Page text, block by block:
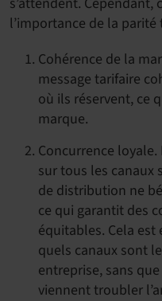
l’importance de la parité
Cohérence de la
message tarifaire
où ils réservent, ce
marque.
Concurrence
sur tous les canaux
de distribution ne
ce qui garantit des
équitables. Cela
quels canaux sont
entreprise, sans
viennent troubler